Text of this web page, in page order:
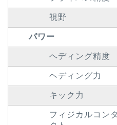
視野
パワー
ヘディング精度
ヘディング力
キック力
フィジカルコンタ